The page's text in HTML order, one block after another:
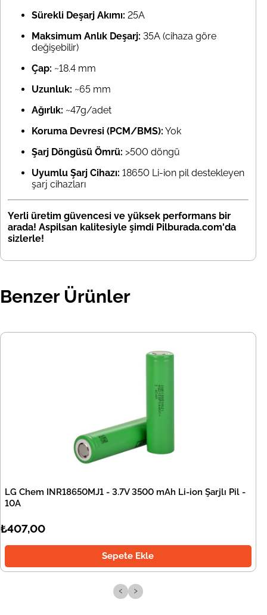
Sürekli Deşarj Akımı: 25A
Maksimum Anlık Deşarj: 35A (cihaza göre
değişebilir)
Çap: ~18.4 mm
Uzunluk: ~65 mm
Ağırlık: ~47g/adet
Koruma Devresi (PCM/BMS): Yok
Şarj Döngüsü Ömrü: >500 döngü
Uyumlu Şarj Cihazı: 18650 Li-ion pil destekleyen
şarj cihazları
Yerli üretim güvencesi ve yüksek performans bir
arada! Aspilsan kalitesiyle şimdi Pilburada.com'da
sizlerle!
Benzer Ürünler
LG Chem INR18650MJ1 - 3.7V 3500 mAh Li-ion Şarjlı Pil -
10A
₺407,00
Sepete Ekle
‹ ›